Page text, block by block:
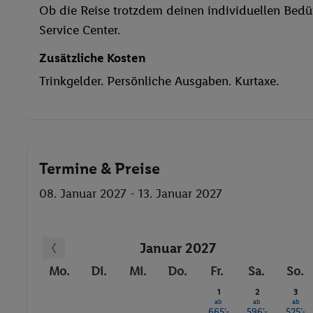
Außenpool(s)
Liegestühle
Whirlpool
Massage
Fitnessstudio
Whirlpool
Ob die Reise trotzdem deinen individuellen
Service Center.
Zusätzliche Kosten
Trinkgelder. Persönliche Ausgaben. Kurtaxe.
Termine & Preise
08. Januar 2027 - 13. Januar 2027
Januar 2027
Mo. Di. Mi. Do. Fr. Sa. So.
1
ab
2
ab
3
ab